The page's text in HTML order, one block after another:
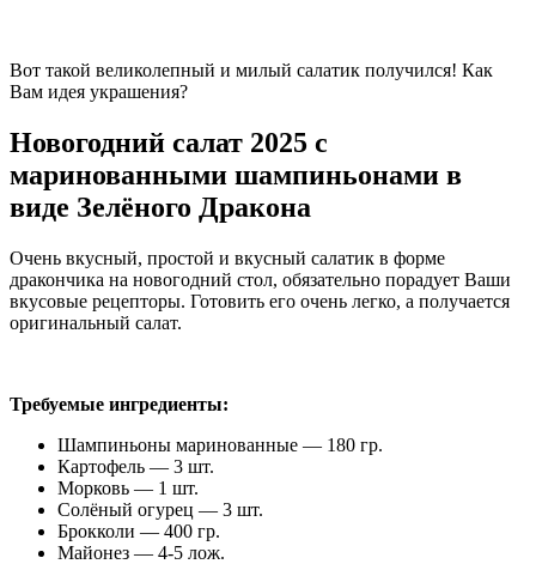
Вот такой великолепный и милый салатик получился! Как
Вам идея украшения?
Новогодний салат 2025 с
маринованными шампиньонами в
виде Зелёного Дракона
Очень вкусный, простой и вкусный салатик в форме
дракончика на новогодний стол, обязательно порадует Ваши
вкусовые рецепторы. Готовить его очень легко, а получается
оригинальный салат.
Требуемые ингредиенты:
Шампиньоны маринованные — 180 гр.
Картофель — 3 шт.
Морковь — 1 шт.
Солёный огурец — 3 шт.
Брокколи — 400 гр.
Майонез — 4-5 лож.